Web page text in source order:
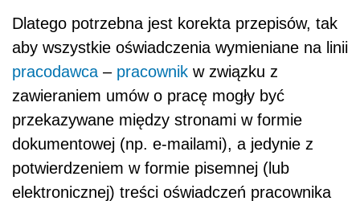
Dlatego potrzebna jest korekta przepisów, tak
aby wszystkie oświadczenia wymieniane na linii
pracodawca – pracownik w związku z
zawieraniem umów o pracę mogły być
przekazywane między stronami w formie
dokumentowej (np. e-mailami), a jedynie z
potwierdzeniem w formie pisemnej (lub
elektronicznej) treści oświadczeń pracownika